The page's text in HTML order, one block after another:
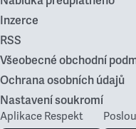
Inzerce
RSS
Všeobecné obchodní
Ochrana osobních údajů
Nastavení soukromí
Aplikace Respekt